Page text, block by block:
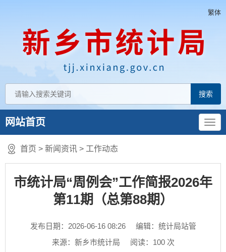
繁体
网站首页
首页 > 新闻资讯 > 工作动态
市统计局“周例会”工作简报2026年
第11期（总第88期）
发布日期：2026-06-16 08:26
编辑：统计局站管
来源：新乡市统计局
阅读： 100次